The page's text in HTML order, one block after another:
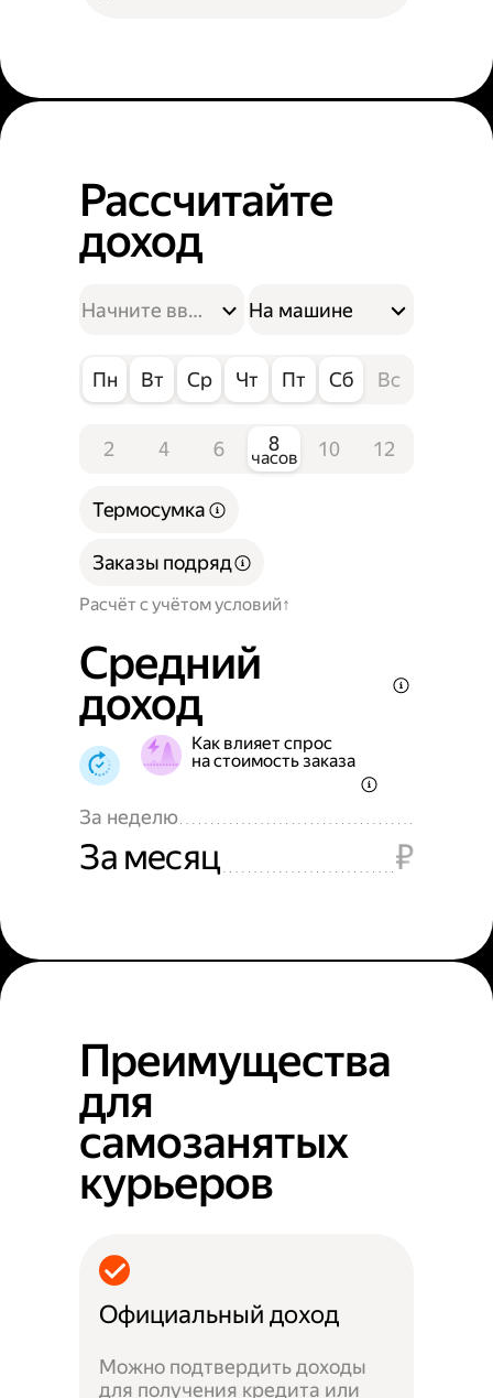
Рассчитайте
доход
На машине
Пн Вт Ср Чт Пт Сб Вс
2 4 6 8
часов 10 12
Расчёт с учётом условий
Термосумка
Заказы подряд
Средний
доход
Как влияет спрос
на стоимость заказа
За неделю
За месяц ₽
Преимущества
для
самозанятых
курьеров
Официальный доход
Можно подтвердить доходы
для получения кредита или